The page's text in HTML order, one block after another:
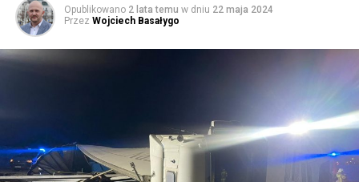
Opublikowano 2 lata temu w dniu 22 maja 2024
Przez Wojciech Basałygo